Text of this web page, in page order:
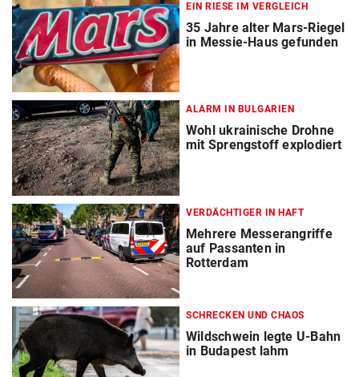
EIN RIESE IM VERGLEICH
35 Jahre alter Mars-Riegel
in Messie-Haus gefunden
ALARM IN BULGARIEN
Wohl ukrainische Drohne
mit Sprengstoff explodiert
VERDÄCHTIGER IN HAFT
Mehrere Messerangriffe
auf Passanten in
Rotterdam
SCHRECKEN UND CHAOS
Wildschwein legte U-Bahn
in Budapest lahm